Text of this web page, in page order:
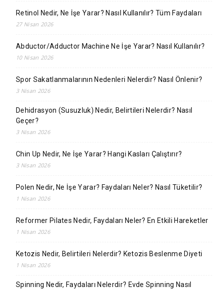
Retinol Nedir, Ne İşe Yarar? Nasıl Kullanılır? Tüm Faydaları
27 Nisan 2026
Abductor/Adductor Machine Ne İşe Yarar? Nasıl Kullanılır?
10 Nisan 2026
Spor Sakatlanmalarının Nedenleri Nelerdir? Nasıl Önlenir?
3 Nisan 2026
Dehidrasyon (Susuzluk) Nedir, Belirtileri Nelerdir? Nasıl
Geçer?
3 Nisan 2026
Chin Up Nedir, Ne İşe Yarar? Hangi Kasları Çalıştırır?
3 Nisan 2026
Polen Nedir, Ne İşe Yarar? Faydaları Neler? Nasıl Tüketilir?
1 Nisan 2026
Reformer Pilates Nedir, Faydaları Neler? En Etkili Hareketler
1 Nisan 2026
Ketozis Nedir, Belirtileri Nelerdir? Ketozis Beslenme Diyeti
1 Nisan 2026
Spinning Nedir, Faydaları Nelerdir? Evde Spinning Nasıl